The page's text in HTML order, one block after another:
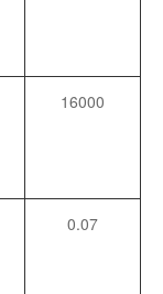
16000
0.07